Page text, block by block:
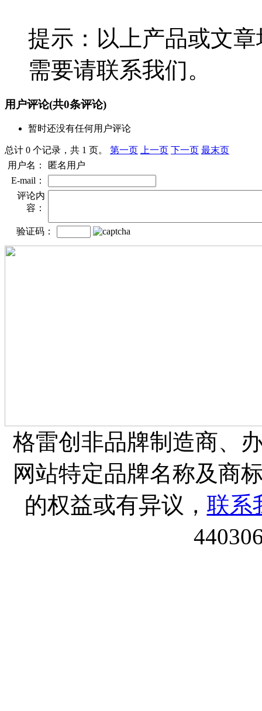
提示：以上产品或文
需要请联系我们。
用户评论(共0条评论)
暂时还没有任何用户评论
总计 0 个记录，共 1 页。 第一页 上一页 下一页 最末页
用户名：
匿名用户
E-mail：
评论内
容：
验证码：
格雷创非品牌制造商、
网站特定品牌名称及商
的权益或有异议， 联系